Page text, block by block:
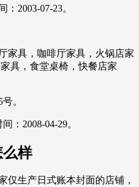
2003-07-23。
家具，咖啡厅家具，火锅店家
具，食堂桌椅，快餐店家
。
：2008-04-29。
样
仅生产日式账本封面的店铺，